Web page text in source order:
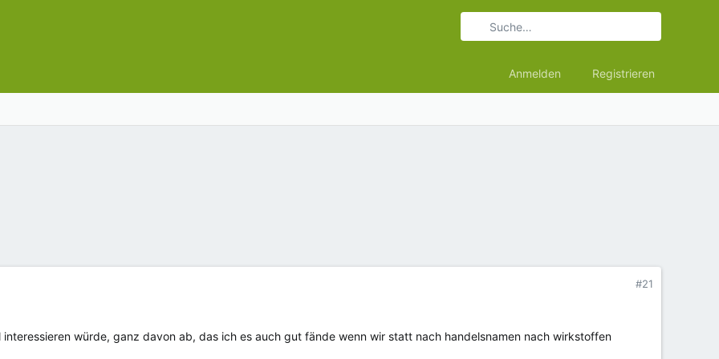
Anmelden Registrieren
#21
interessieren würde, ganz davon ab, das ich es auch gut fände wenn wir statt nach handelsnamen nach wirkstoffen